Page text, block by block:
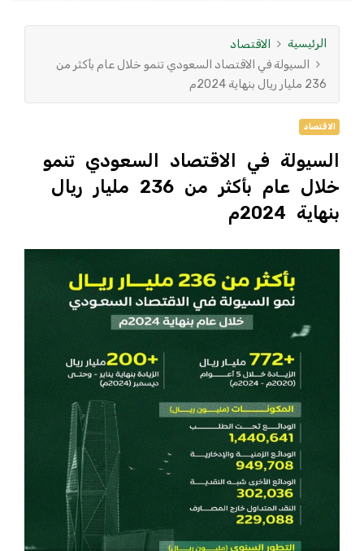
الرئيسية
الاقتصاد
السيولة في الاقتصاد السعودي تنمو خلال عام بأكثر من
236 مليار ريال بنهاية 2024م
الاقتصاد
السيولة في الاقتصاد السعودي تنمو
خلال عام بأكثر من 236 مليار ريال
بنهاية 2024م